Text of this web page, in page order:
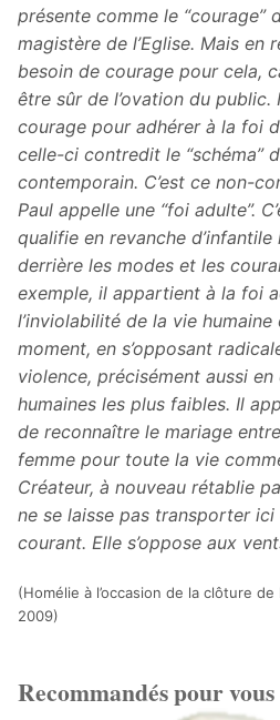
présente comme le “courage”
magistère de l’Eglise. Mais en
besoin de courage pour cela,
être sûr de l’ovation du
courage pour adhérer à la foi
celle-ci contredit le “schéma”
contemporain. C’est ce non-
Paul appelle une “foi adulte”.
qualifie en revanche
derrière les modes et les
exemple, il appartient à la foi
l’inviolabilité de la vie
moment, en s’opposant
violence, précisément aussi
humaines les plus faibles. Il
de reconnaître le mariage
femme pour toute la vie
Créateur, à nouveau rétablie
ne se laisse pas transporter
courant. Elle s’oppose aux
(Homélie à l’occasion de la clôture
2009)
Recommandés pour vous